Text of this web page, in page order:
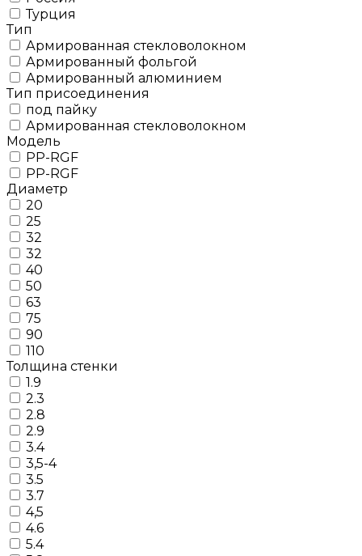
Турция
Тип
Армированная стекловолокном
Армированный фольгой
Армированный алюминием
Тип присоединения
под пайку
Армированная стекловолокном
Модель
PP-RGF
PP-RGF
Диаметр
20
25
32
32
40
50
63
75
90
110
Толщина стенки
1.9
2.3
2.8
2.9
3.4
3,5-4
3.5
3.7
4,5
4.6
5.4